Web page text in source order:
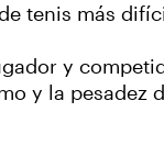
tenis más
y
y la pesadez